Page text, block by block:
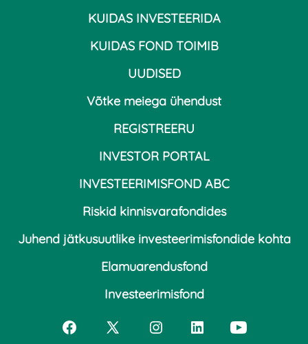
KUIDAS INVESTEERIDA
KUIDAS FOND TOIMIB
UUDISED
Võtke meiega ühendust
REGISTREERU
INVESTOR PORTAL
INVESTEERIMISFOND ABC
Riskid kinnisvarafondides
Juhend jätkusuutlike investeerimisfondide kohta
Elamuarendusfond
Investeerimisfond
Open Open Open Open Open